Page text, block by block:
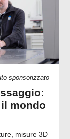
sponsorizzato
mondo
misure 3D